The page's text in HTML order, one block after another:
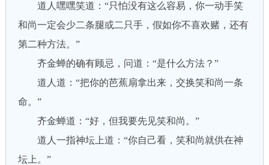
道人嘿嘿笑道：“只怕没有这么容易，你一动手笑
和尚一定会少二条腿或二只手，假如你不喜欢赌，还有
第二种方法。”
齐金蝉的确有顾忌，问道：“是什么方法？”
道人道：“把你的芭蕉扇拿出来，交换笑和尚一条
命。”
齐金蝉道：“好，但我要先见笑和尚。”
道人一指神坛上道：“你自己看，笑和尚就供在神
坛上。”